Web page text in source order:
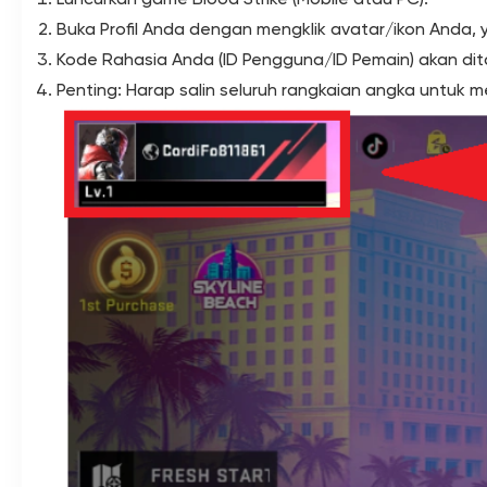
Buka Profil Anda dengan mengklik avatar/ikon
Kode Rahasia Anda (ID Pengguna/ID Pemain) akan
Penting: Harap salin seluruh rangkaian angka untuk